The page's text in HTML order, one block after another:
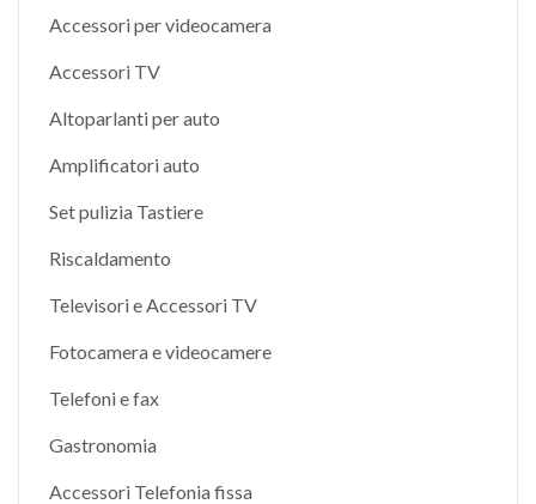
Accessori per videocamera
Accessori TV
Altoparlanti per auto
Amplificatori auto
Set pulizia Tastiere
Riscaldamento
Televisori e Accessori TV
Fotocamera e videocamere
Telefoni e fax
Gastronomia
Accessori Telefonia fissa